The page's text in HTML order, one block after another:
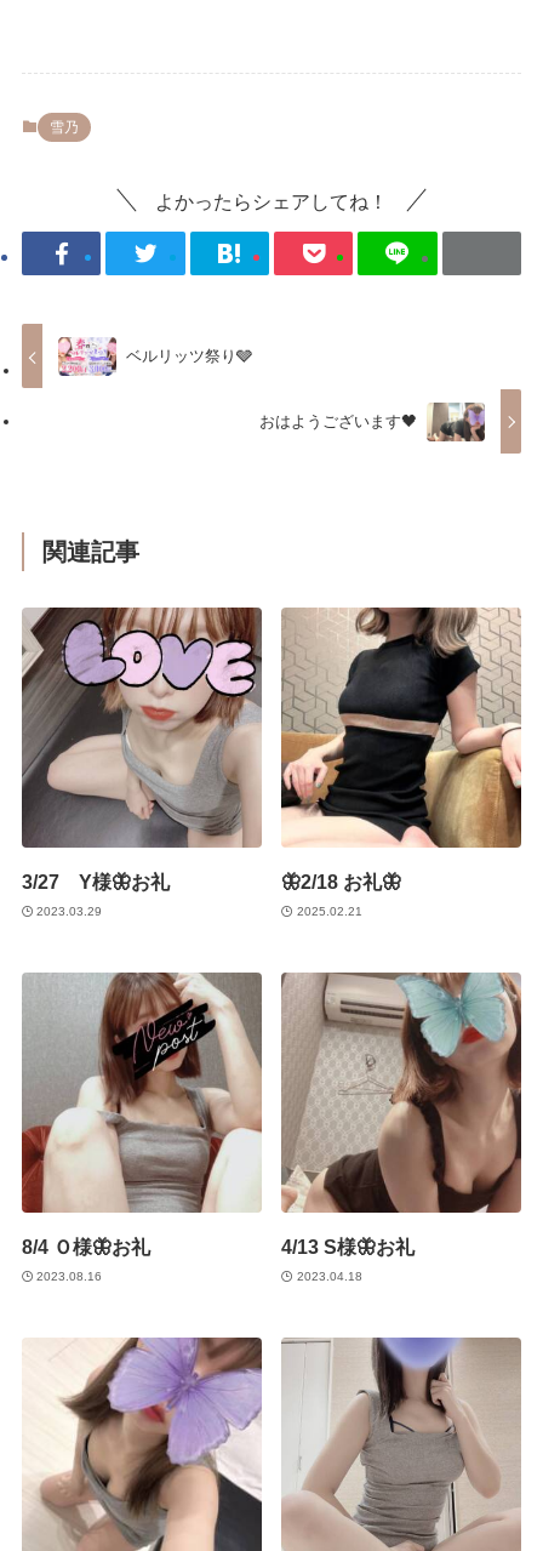
雪乃
よかったらシェアしてね！
ベルリッツ祭り🩶
おはようございます🖤
関連記事
3/27 Y様🦋お礼
2023.03.29
🦋2/18 お礼🦋
2025.02.21
8/4 Ｏ様🦋お礼
2023.08.16
4/13 S様🦋お礼
2023.04.18